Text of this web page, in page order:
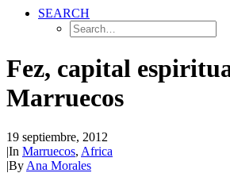
SEARCH
Fez, capital
Marruecos
19 septiembre, 2012
|In Marruecos, Africa
|By Ana Morales